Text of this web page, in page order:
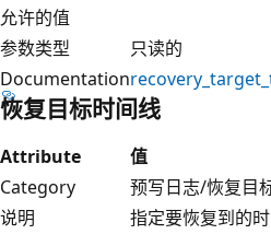
允许的值
参数类型
只读的
Documentation
恢复目标时间线
Attribute
值
Category
预写日志/恢复目
说明
指定要恢复到的时